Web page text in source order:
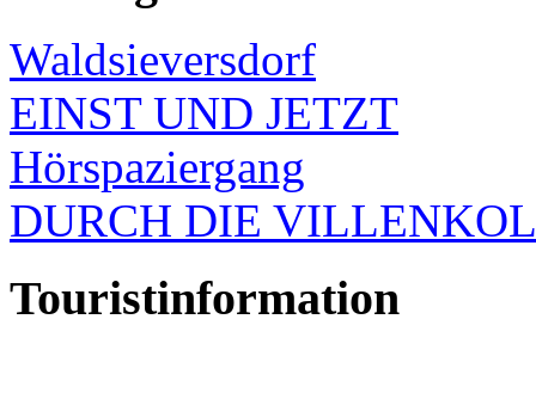
Waldsieversdorf
EINST UND JETZT
Hörspaziergang
DURCH DIE
Touristinformation